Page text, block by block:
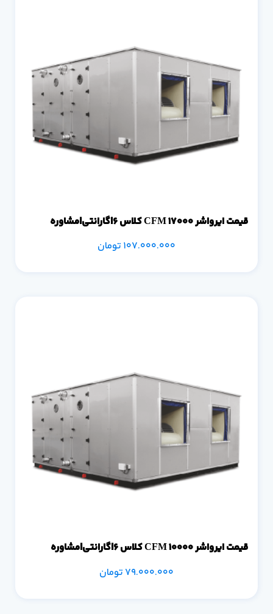
قیمت ایرواشر 17000 CFM کلاس 6|گارانتی|مشاوره
107.000.000 تومان
قیمت ایرواشر 10000 CFM کلاس 6|گارانتی|مشاوره
79.000.000 تومان